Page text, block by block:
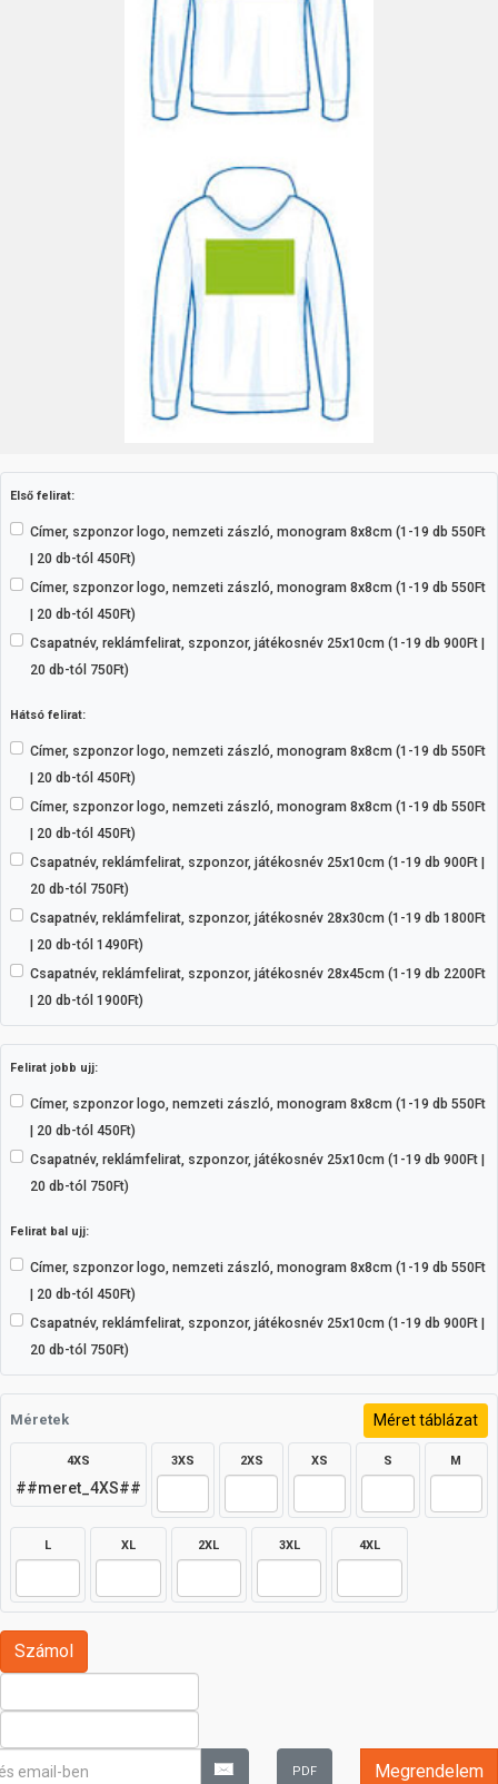
Első felirat:
Címer, szponzor logo, nemzeti zászló, monogram 8x8cm (1-19 db 550Ft
| 20 db-tól 450Ft)
Címer, szponzor logo, nemzeti zászló, monogram 8x8cm (1-19 db 550Ft
| 20 db-tól 450Ft)
Csapatnév, reklámfelirat, szponzor, játékosnév 25x10cm (1-19 db 900Ft |
20 db-tól 750Ft)
Hátsó felirat:
Címer, szponzor logo, nemzeti zászló, monogram 8x8cm (1-19 db 550Ft
| 20 db-tól 450Ft)
Címer, szponzor logo, nemzeti zászló, monogram 8x8cm (1-19 db 550Ft
| 20 db-tól 450Ft)
Csapatnév, reklámfelirat, szponzor, játékosnév 25x10cm (1-19 db 900Ft |
20 db-tól 750Ft)
Csapatnév, reklámfelirat, szponzor, játékosnév 28x30cm (1-19 db 1800Ft
| 20 db-tól 1490Ft)
Csapatnév, reklámfelirat, szponzor, játékosnév 28x45cm (1-19 db 2200Ft
| 20 db-tól 1900Ft)
Felirat jobb ujj:
Címer, szponzor logo, nemzeti zászló, monogram 8x8cm (1-19 db 550Ft
| 20 db-tól 450Ft)
Csapatnév, reklámfelirat, szponzor, játékosnév 25x10cm (1-19 db 900Ft |
20 db-tól 750Ft)
Felirat bal ujj:
Címer, szponzor logo, nemzeti zászló, monogram 8x8cm (1-19 db 550Ft
| 20 db-tól 450Ft)
Csapatnév, reklámfelirat, szponzor, játékosnév 25x10cm (1-19 db 900Ft |
20 db-tól 750Ft)
Méretek Méret táblázat
4XS
##meret_4XS##
3XS 2XS XS S M
L XL 2XL 3XL 4XL
Megrendelem